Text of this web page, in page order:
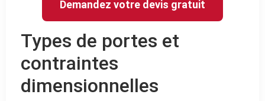
Demandez votre devis gratuit
Types de portes et
contraintes
dimensionnelles